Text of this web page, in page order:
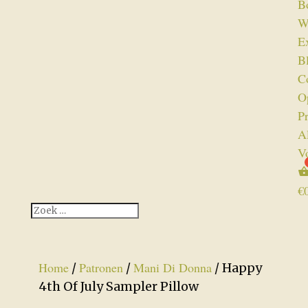
€
Home/Patronen/Mani Di Donna/ Happy
4th Of July Sampler Pillow